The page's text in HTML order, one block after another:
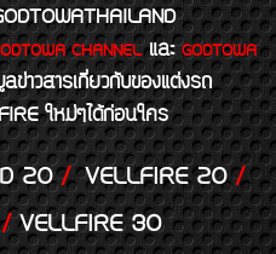
CHANNELและGODTOWA
ข่าวสารเกี่ยวกับของแต่งรถ
ใหม่ๆได้ก่อนใคร
20/VELLFIRE 20/
VELLFIRE 30